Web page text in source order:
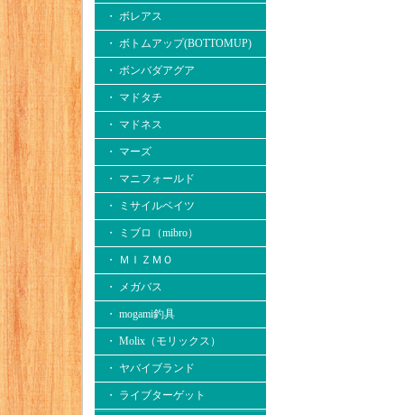
・ ボレアス
・ ボトムアップ(BOTTOMUP)
・ ボンバダアグア
・ マドタチ
・ マドネス
・ マーズ
・ マニフォールド
・ ミサイルベイツ
・ ミブロ（mibro）
・ ＭＩＺＭＯ
・ メガバス
・ mogami釣具
・ Molix（モリックス）
・ ヤバイブランド
・ ライブターゲット